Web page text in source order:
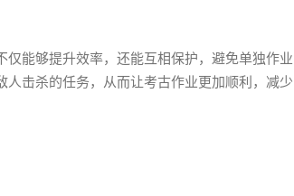
能够提升效率，还能互相保护，避免单独作业
击杀的任务，从而让考古作业更加顺利，减少